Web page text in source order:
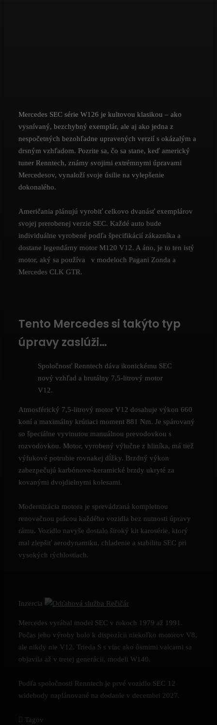
Mercedes SEC série W126 je kultovou klasikou – ako
vysnívaný, bezchybný exemplár, ale aj ako jedna z
nespočetných bezohľadne upravených verzií s okázalým a
drsným vzhľadom. Pozrite sa, čo sa stane, keď americký
tuner Renntech, známy svojimi extrémnymi úpravami
Mercedesov, vynaloží svoje úsilie na vylepšenie
dokonalého.
Američania plánujú vyrobiť celkovo dvanásť exemplárov
svojej prerobenej verzie SEC. Každé auto bude
individuálne vyrobené podľa špecifikácií zákazníka a
dostane legendárny motor M120 V12. A áno, je to ten istý
motor, aký sa používa v modeloch Pagani Zonda a
Mercedes CLK GTR.
Tento Mercedes si takýto typ
úpravy zaslúži…
Spoločnosť Renntech dáva ikonickému SEC
nový vzhľad a brutálny 7,5-litrový motor
V12.
Atmosférický 7,5-litrový motor V12 dosahuje výkon 660
koní a maximálny krútiaci moment 881 Nm. Je spárovaný
so špeciálne vyvinutou manuálnou prevodovkou s
rozvodovkou. Motor, vyrobený výlučne z hliníka, má tiež
výfukové potrubie rovnakej dĺžky. Brzdný výkon
zabezpečujú karbónovo-keramické brzdy ukryté za
kovanými dvojdielnymi kolesami.
Modernizácia motora je sprevádzaná kompletnou
renovačnou prácou každého vozidla bez nutnosti úpravy
rámu. Vozidlo navyše dostalo široký kit karosérie, ktorý
mal zlepšiť aerodynamiku, chladenie a stabilitu SEC pri
vysokých rýchlostiach.
Inzercia
Mercedes vyrábal model SEC v rokoch 1979 až 1991.
Počas jeho výroby bolo k dispozícii niekoľko motorov V8,
ale nikdy nie V12. Trieda S s viac ako ôsmimi valcami sa
objavila až v tretej generácii, modeli W140.
Podľa spoločnosti Renntech je prvé vozidlo SEC 12
widebody naplánované na dodanie v decembri 2027.
Tagov